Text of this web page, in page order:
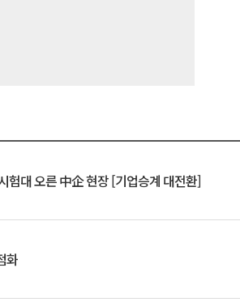
험대 오른 中企 현장 [기업승계 대전환]
화